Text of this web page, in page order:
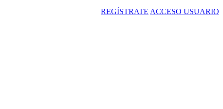
REGÍSTRATE ACCESO USUARIO